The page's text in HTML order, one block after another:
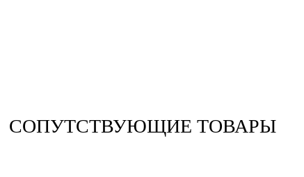
СОПУТСТВУЮЩИЕ ТОВАРЫ